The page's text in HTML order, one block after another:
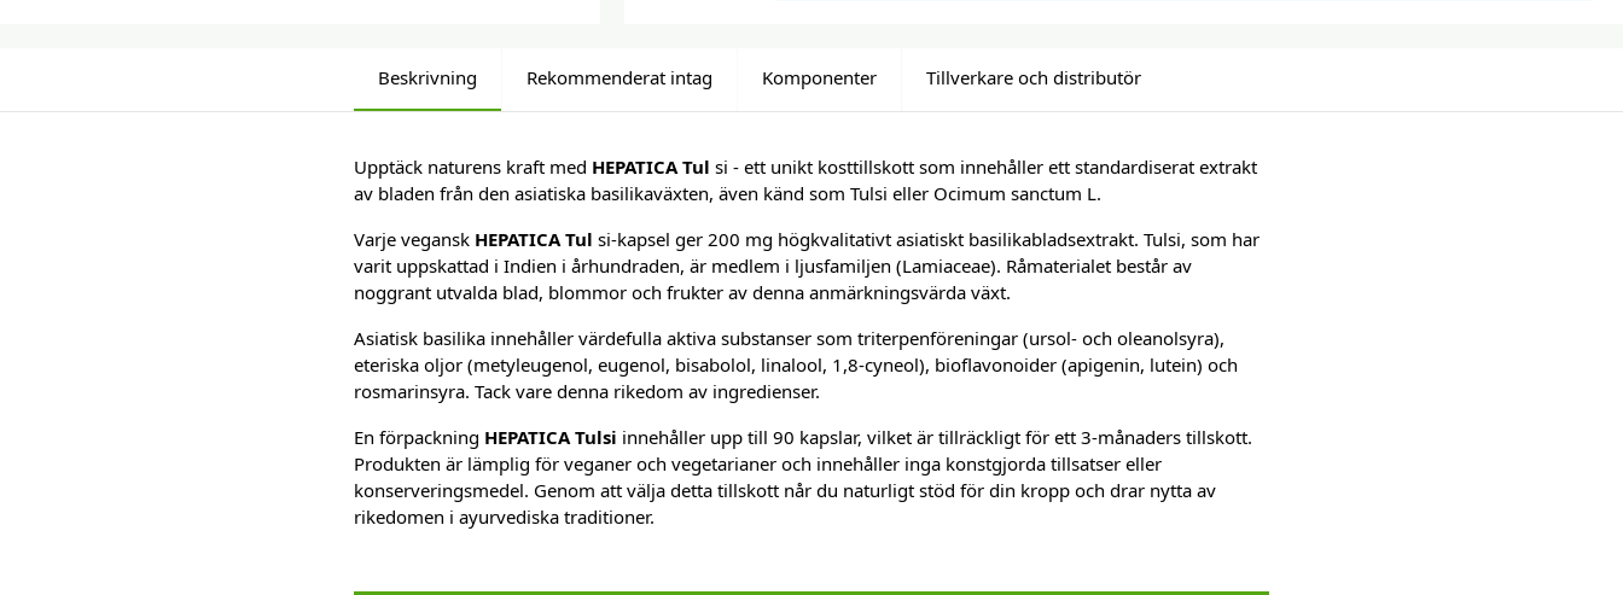
Beskrivning Rekommenderat intag Komponenter Tillverkare och distributör
Upptäck naturens kraft med HEPATICA Tul
si - ett unikt kosttillskott som innehåller ett standardiserat extrakt
av bladen från den asiatiska basilikaväxten, även känd som Tulsi eller Ocimum sanctum L.
Varje vegansk HEPATICA Tul
si-kapsel ger 200 mg högkvalitativt asiatiskt basilikabladsextrakt. Tulsi, som har
varit uppskattad i Indien i århundraden, är medlem i ljusfamiljen (Lamiaceae). Råmaterialet består av
noggrant utvalda blad, blommor och frukter av denna anmärkningsvärda växt.
Asiatisk basilika innehåller värdefulla aktiva substanser som triterpenföreningar (ursol- och oleanolsyra),
eteriska oljor (metyleugenol, eugenol, bisabolol, linalool, 1,8-cyneol), bioflavonoider (apigenin, lutein) och
rosmarinsyra. Tack vare denna rikedom av ingredienser.
En förpackning HEPATICA Tulsi innehåller upp till 90 kapslar, vilket är tillräckligt för ett 3-månaders tillskott.
Produkten är lämplig för veganer och vegetarianer och innehåller inga konstgjorda tillsatser eller
konserveringsmedel. Genom att välja detta tillskott når du naturligt stöd för din kropp och drar nytta av
rikedomen i ayurvediska traditioner.